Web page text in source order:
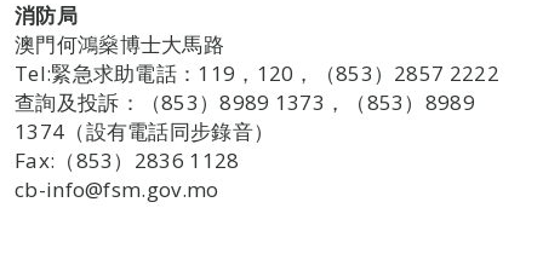
消防局
澳門何鴻燊博士大馬路
Tel:緊急求助電話：119，120，（853）2857 2222
查詢及投訴：（853）8989 1373，（853）8989
1374（設有電話同步錄音）
Fax:（853）2836 1128
cb-info@fsm.gov.mo